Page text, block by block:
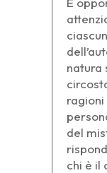
natura
del
chi è il